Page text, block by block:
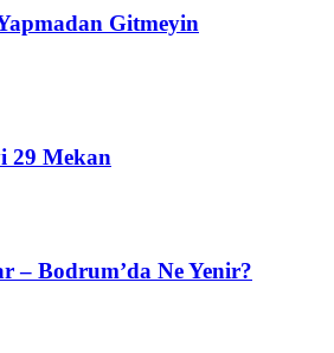
Gitmeyin
29 Mekan
– Bodrum’da Ne Yenir?